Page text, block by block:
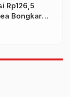
Rp126,5
Bongkar